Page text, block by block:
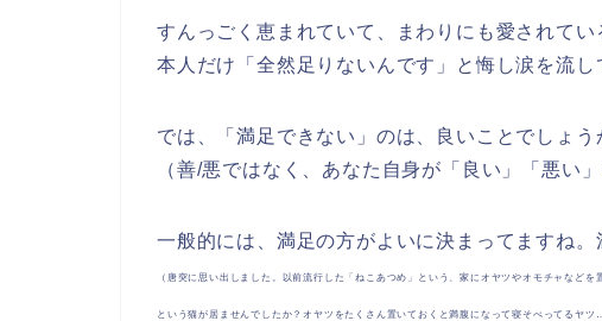
すんっごく恵まれていて、まわりにも愛されてい
本人だけ「全然足りないんです」と悔し涙を流し
では、「満足できない」のは、良いことでしょう
（善/悪ではなく、あなた自身が「良い」「悪い
一般的には、満足の方がよいに決まってますね。
（唐突に思い出しました。以前流行した「ねこあつめ」という、家にオヤツやオモチャなど
という猫が居ませんでしたか？オヤツをたくさん置いておくと満腹になって寝そべってるヤ